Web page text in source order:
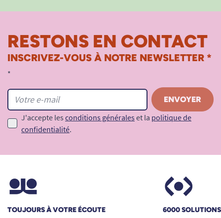
RESTONS EN CONTACT
INSCRIVEZ-VOUS À NOTRE NEWSLETTER *
*
J'accepte les conditions générales et la politique de
confidentialité.
TOUJOURS À VOTRE ÉCOUTE 6000